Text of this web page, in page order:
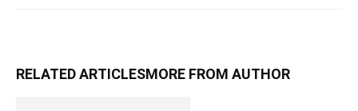
RELATED ARTICLESMORE FROM AUTHOR